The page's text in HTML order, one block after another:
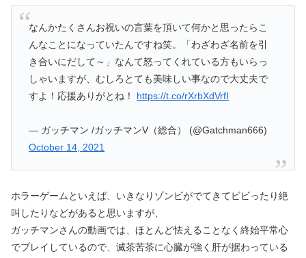
なんかたくさんお祝いの言葉を頂いて何かと思ったらこ
んなことになっていたんですね笑。「わざわざ名前を引
き合いにだして～」なんて怒ってくれている方もいらっ
しゃいますが、むしろとても美味しい事なので大丈夫で
すよ！応援ありがとね！ https://t.co/rXrbXdVrfI
— ガッチマン /ガッチマンV（総合） (@Gatchman666)
October 14, 2021
ホラーゲームといえば、いきなりゾンビがでてきてビビったり絶
叫したりなどがあると思いますが、
ガッチマンさんの動画では、ほとんど怯えることなく終始平常心
でプレイしているので、滅茶苦茶に心臓が強く肝が据わっている